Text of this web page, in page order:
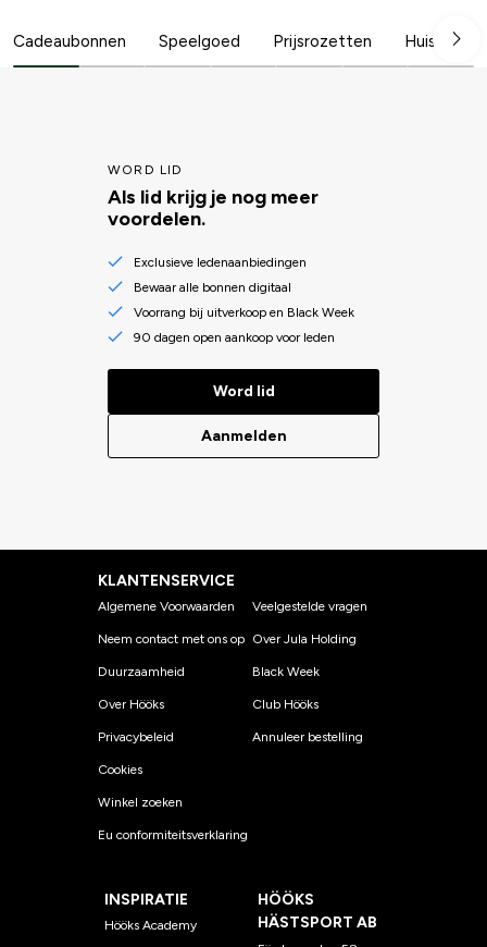
Cadeaubonnen Speelgoed Prijsrozetten Huis en
WORD LID
Als lid krijg je nog meer
voordelen.
Exclusieve ledenaanbiedingen
Bewaar alle bonnen digitaal
Voorrang bij uitverkoop en Black Week
90 dagen open aankoop voor leden
Word lid
Aanmelden
KLANTENSERVICE
Algemene Voorwaarden
Neem contact met ons op
Duurzaamheid
Over Hööks
Privacybeleid
Cookies
Winkel zoeken
Eu conformiteitsverklaring
Veelgestelde vragen
Over Jula Holding
Black Week
Club Hööks
Annuleer bestelling
INSPIRATIE
Hööks Academy
HÖÖKS
HÄSTSPORT AB